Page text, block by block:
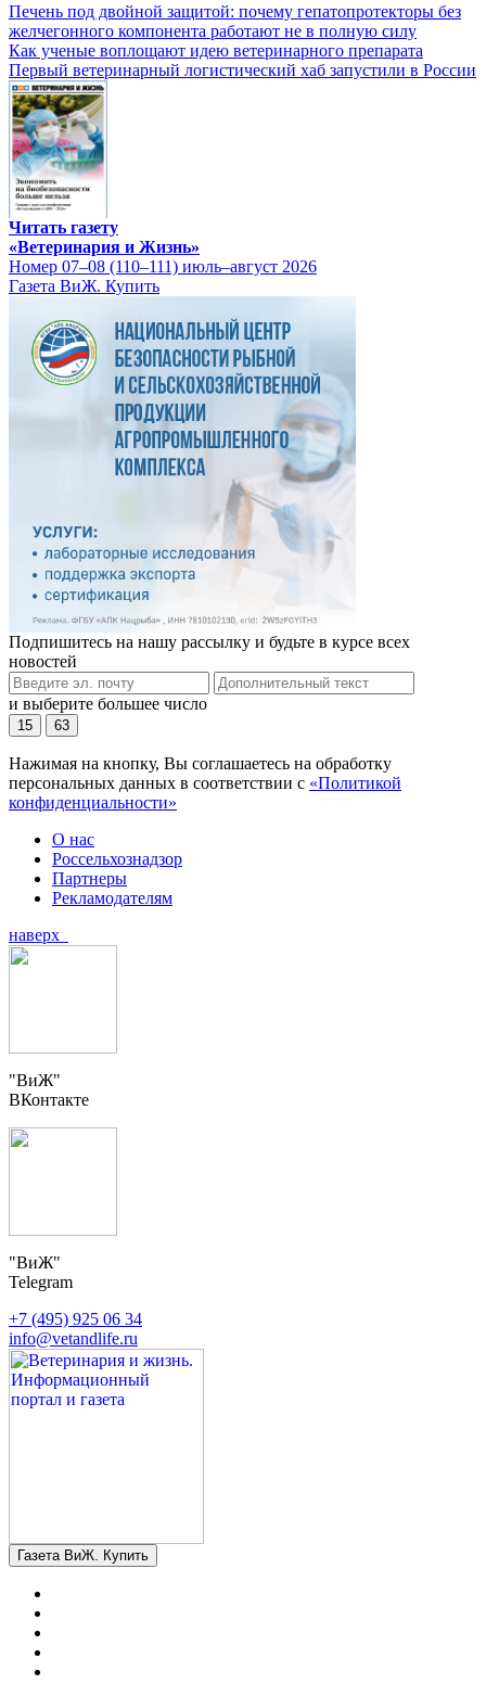
Печень под двойной защитой: почему гепатопротекторы без
желчегонного компонента работают не в полную силу
Как ученые воплощают идею ветеринарного препарата
Первый ветеринарный логистический хаб запустили в России
Читать газету
«Ветеринария и Жизнь»
Номер 07–08 (110–111) июль–август 2026
Газета ВиЖ. Купить
Подпишитесь на нашу рассылку и будьте в курсе всех
новостей
и выберите большее число
15 63
Нажимая на кнопку, Вы соглашаетесь на обработку
персональных данных в соответствии с «Политикой
конфиденциальности»
О нас
Россельхознадзор
Партнеры
Рекламодателям
наверх
"ВиЖ"
ВКонтакте
"ВиЖ"
Telegram
+7 (495) 925 06 34
info@vetandlife.ru
Газета ВиЖ. Купить